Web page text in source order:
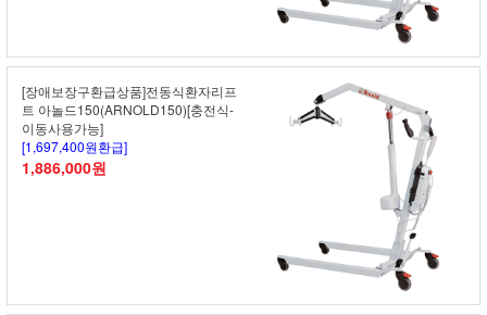
[장애보장구환급상품]전동식환자리프
트 아놀드150(ARNOLD150)[충전식-
이동사용가능]
[1,697,400원환급]
1,886,000원